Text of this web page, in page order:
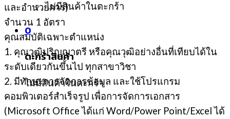
ไม่มีสินค้าในตะกร้า
0
ตะกร้าสินค้า
ไม่มีสินค้าในตะกร้า
และอํานวยการ)
จํานวน 1 อัตรา
คุณสมบัติเฉพาะตำแหน่ง
1. คุณวุฒิปริญญาตรี หรือคุณวุฒิอย่างอื่นที่เทียบได้ใน
ระดับเดียวกันขึ้นไป ทุกสาขาวิชา
2. มีทักษะการจัดการข้อมูล และใช้โปรแกรม
คอมพิวเตอร์สําเร็จรูป เพื่อการจัดการเอกสาร
(Microsoft Office ได้แก่ Word/Power Point/Excel ได้